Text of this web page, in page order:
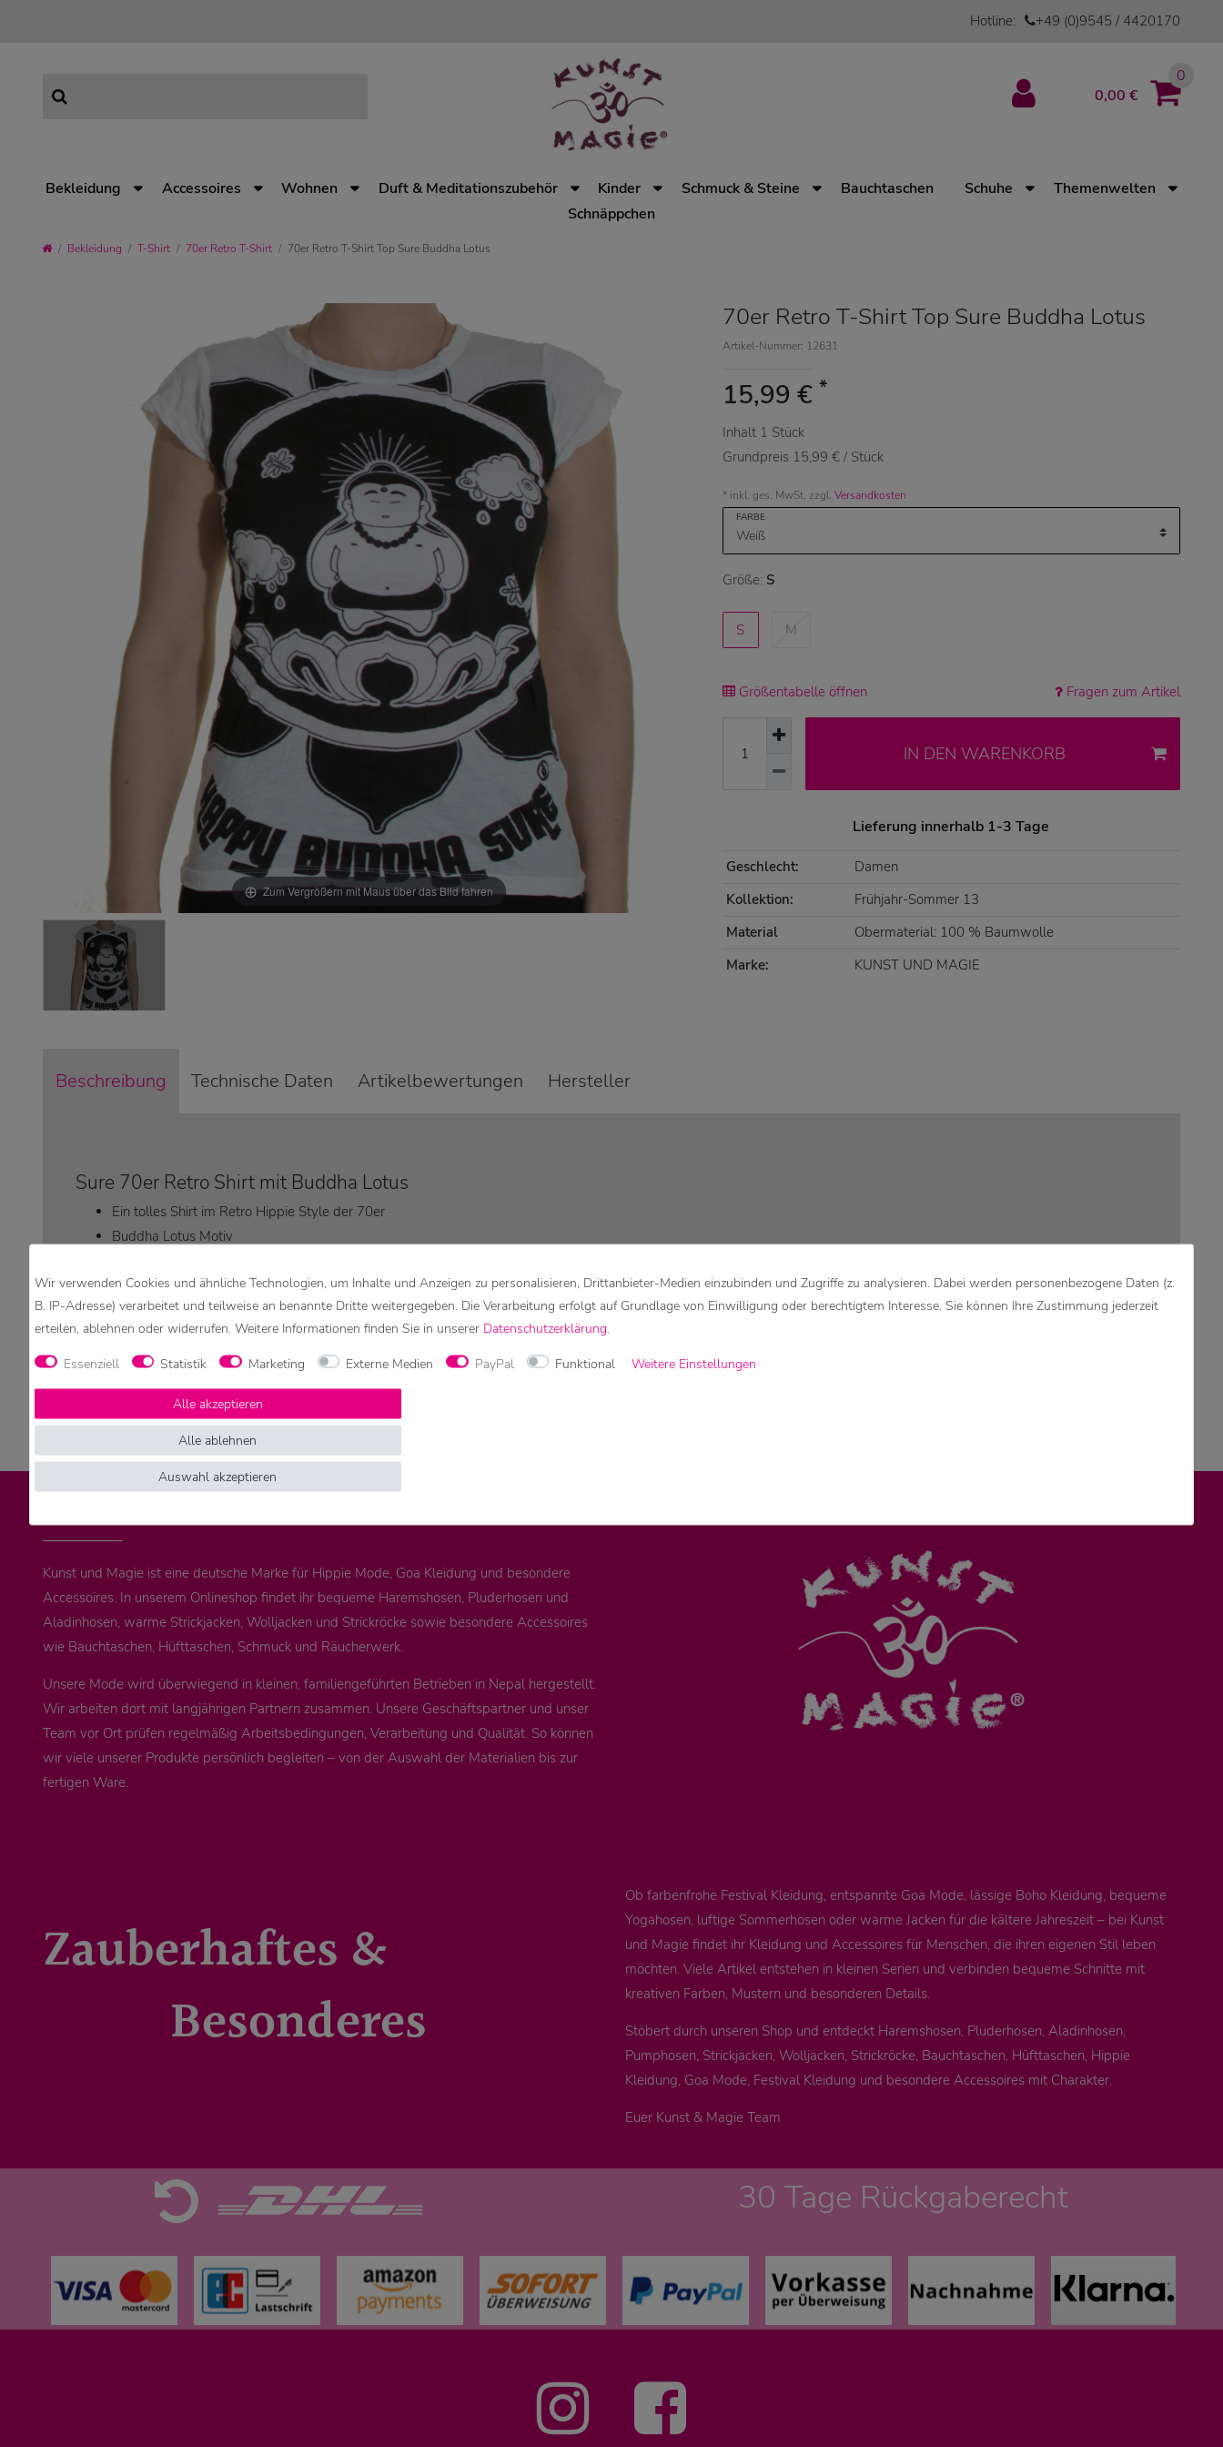
Hotline: +49 (0)9545 / 4420170
0,00 €
0
Bekleidung Accessoires Wohnen Duft & Meditationszubehör Kinder Schmuck & Steine Bauchtaschen Schuhe
Themenwelten
Schnäppchen
Bekleidung T-Shirt 70er Retro T-Shirt 70er Retro T-Shirt Top Sure Buddha Lotus
Zum Vergrößern mit Maus über das Bild fahren
70er Retro T-Shirt Top Sure Buddha Lotus
Artikel-Nummer: 12631
15,99 € *
Inhalt 1 Stück
Grundpreis 15,99 € / Stück
* inkl. ges. MwSt. zzgl. Versandkosten
FARBE
Größe: S
S M
Größentabelle öffnen Fragen zum Artikel
IN DEN WARENKORB
Lieferung innerhalb 1-3 Tage
Geschlecht:
Damen
Kollektion:
Frühjahr-Sommer 13
Material
Obermaterial: 100 % Baumwolle
Marke:
KUNST UND MAGIE
Beschreibung Technische Daten Artikelbewertungen Hersteller
Sure 70er Retro Shirt mit Buddha Lotus
Ein tolles Shirt im Retro Hippie Style der 70er
Buddha Lotus Motiv
100 % Baumwolle
Achtung:
Leichte Farbabweichungen in der Darstellung durch verschiedene Bildschirmeinstellungen sind möglich!
Kunst und Magie ist eine deutsche Marke für Hippie Mode, Goa Kleidung und besondere
Accessoires. In unserem Onlineshop findet ihr bequeme Haremshosen, Pluderhosen und
Aladinhosen, warme Strickjacken, Wolljacken und Strickröcke sowie besondere Accessoires
wie Bauchtaschen, Hüfttaschen, Schmuck und Räucherwerk.
Unsere Mode wird überwiegend in kleinen, familiengeführten Betrieben in Nepal hergestellt.
Wir arbeiten dort mit langjährigen Partnern zusammen. Unsere Geschäftspartner und unser
Team vor Ort prüfen regelmäßig Arbeitsbedingungen, Verarbeitung und Qualität. So können
wir viele unserer Produkte persönlich begleiten – von der Auswahl der Materialien bis zur
fertigen Ware.
Zauberhaftes &
Besonderes
Ob farbenfrohe Festival Kleidung, entspannte Goa Mode, lässige Boho Kleidung, bequeme
Yogahosen, luftige Sommerhosen oder warme Jacken für die kältere Jahreszeit – bei Kunst
und Magie findet ihr Kleidung und Accessoires für Menschen, die ihren eigenen Stil leben
möchten. Viele Artikel entstehen in kleinen Serien und verbinden bequeme Schnitte mit
kreativen Farben, Mustern und besonderen Details.
Stöbert durch unseren Shop und entdeckt Haremshosen, Pluderhosen, Aladinhosen,
Pumphosen, Strickjacken, Wolljacken, Strickröcke, Bauchtaschen, Hüfttaschen, Hippie
Kleidung, Goa Mode, Festival Kleidung und besondere Accessoires mit Charakter.
Euer Kunst & Magie Team
30 Tage Rückgaberecht
Wir verwenden Cookies und ähnliche Technologien, um Inhalte und Anzeigen zu personalisieren, Drittanbieter-Medien einzubinden und Zugriffe zu analysieren. Dabei werden personenbezogene Daten (z.
B. IP-Adresse) verarbeitet und teilweise an benannte Dritte weitergegeben. Die Verarbeitung erfolgt auf Grundlage von Einwilligung oder berechtigtem Interesse. Sie können Ihre Zustimmung jederzeit
erteilen, ablehnen oder widerrufen. Weitere Informationen finden Sie in unserer Daten­schutz­erklärung.
Essenziell Statistik Marketing Externe Medien PayPal Funktional Weitere Einstellungen
Alle akzeptieren
Alle ablehnen
Auswahl akzeptieren